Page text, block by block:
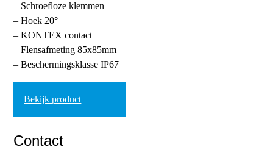
– Schroefloze klemmen
– Hoek 20°
– KONTEX contact
– Flensafmeting 85x85mm
– Beschermingsklasse IP67
Bekijk product
Contact